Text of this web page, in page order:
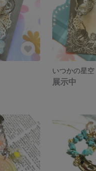
いつかの星空
展示中